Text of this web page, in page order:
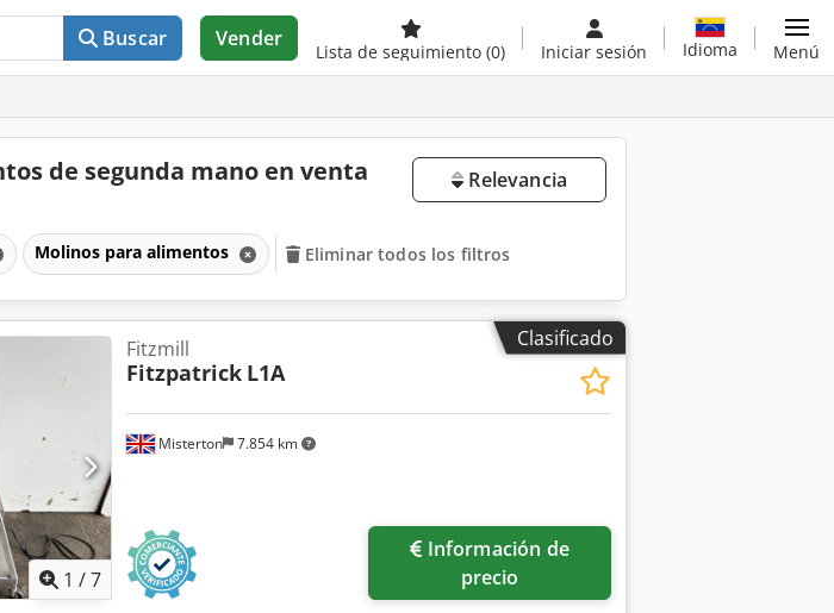
Buscar Vender
Lista de seguimiento (0) Iniciar sesión Idioma Menú
de segunda mano en venta Relevancia
Molinos para alimentos Eliminar todos los filtros
Clasificado
1 /7
Misterton 7.854 km
Fitzmill
Fitzpatrick L1A
precio